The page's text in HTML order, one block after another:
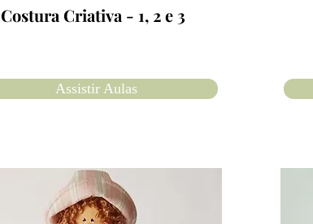
Costura Criativa - 1, 2 e 3
Assistir Aulas